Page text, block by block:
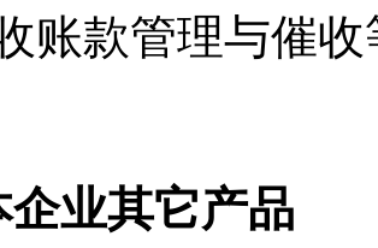
账款管理与催
企业其它产品